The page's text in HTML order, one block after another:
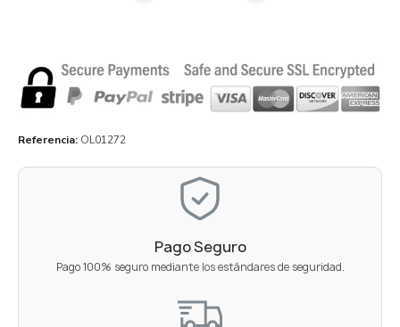
Referencia OL01272
Pago Seguro
Pago 100% seguro mediante los estándares de seguridad.